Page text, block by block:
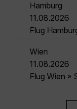
Hamburg
11.08.2026
Flug
Wien
11.08.2026
Flug Wien »